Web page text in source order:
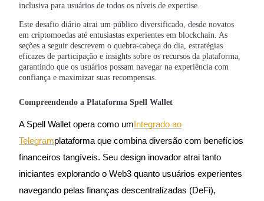
Futuros de criptomoeda
TradFi
Derivativos de ações, câmbio, metais preciosos e commodities
Futuros de USDC
inclusiva para usuários de todos os níveis de expertise.
Este desafio diário atrai um público diversificado, desde novatos
em criptomoedas até entusiastas experientes em blockchain. As
seções a seguir descrevem o quebra-cabeça do dia, estratégias
eficazes de participação e insights sobre os recursos da plataforma,
garantindo que os usuários possam navegar na experiência com
confiança e maximizar suas recompensas.
Compreendendo a Plataforma Spell Wallet
A Spell Wallet opera como umIntegrado ao
Telegramplataforma que combina diversão com benefícios
financeiros tangíveis. Seu design inovador atrai tanto
iniciantes explorando o Web3 quanto usuários experientes
navegando pelas finanças descentralizadas (DeFi),